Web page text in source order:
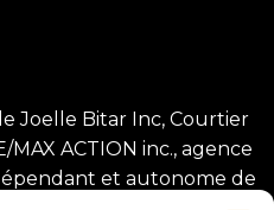
Joelle Bitar Inc, Courtier
ACTION inc., agence
et autonome de